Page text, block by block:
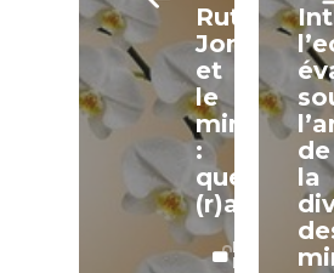
Ruth,
Jonas
et
le
ministère
:
quel
(r)apport?
LECTURE
LIBRE
de
la